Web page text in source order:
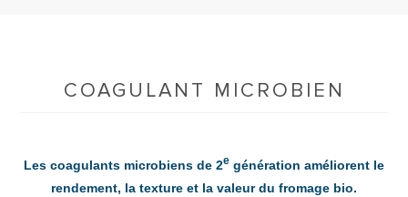
COAGULANT MICROBIEN
Les coagulants microbiens de 2e génération améliorent le
rendement, la texture et la valeur du fromage bio.